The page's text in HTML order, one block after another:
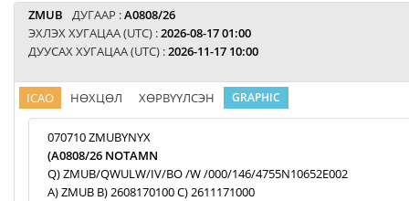
ZMUB ДУГААР :A0808/26
ЭХЛЭХ ХУГАЦАА (UTC) :2026-08-17 01:00
ДУУСАХ ХУГАЦАА (UTC) :2026-11-17 10:00
ICAO НӨХЦӨЛ ХӨРВҮҮЛСЭН GRAPHIC
070710 ZMUBYNYX
(A0808/26 NOTAMN
Q) ZMUB/QWULW/IV/BO /W /000/146/4755N10652E002
A) ZMUB B) 2608170100 C) 2611171000